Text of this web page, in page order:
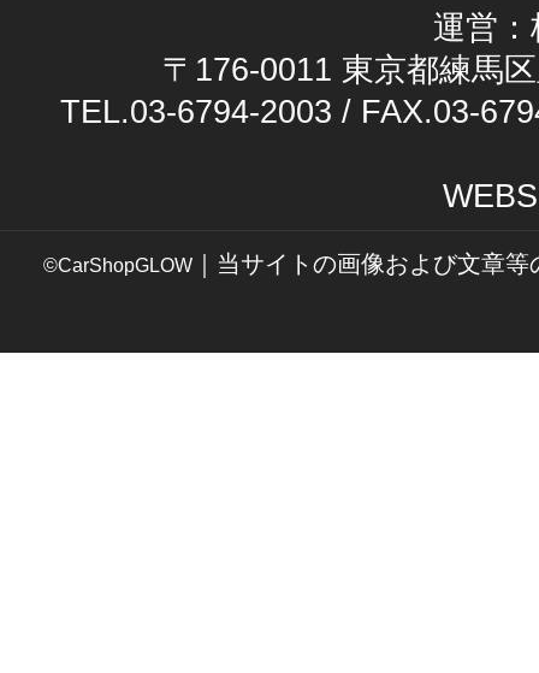
運営
〒176-0011 東京都練馬
TEL.03-6794-2003 / FAX.03-
©CarShopGLOW ｜当サイトの画像および文章